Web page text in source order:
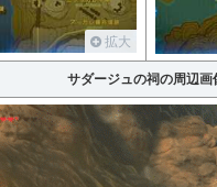
拡大
サダージュの祠の周辺画